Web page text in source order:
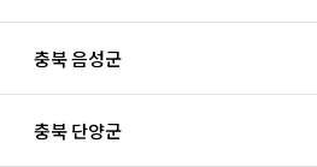
충북 음성군
충북 단양군